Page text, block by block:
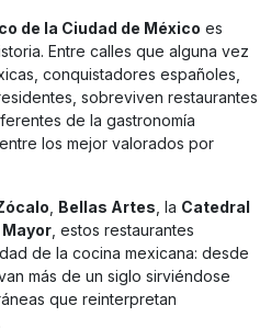
de la Ciudad de México es
Entre calles que alguna vez
conquistadores españoles,
sobreviven restaurantes
de la gastronomía
los mejor valorados por
, Bellas Artes, la Catedral
, estos restaurantes
de la cocina mexicana: desde
más de un siglo sirviéndose
que reinterpretan